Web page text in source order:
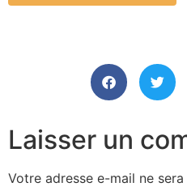
Laisser un
Votre adresse e-mail ne